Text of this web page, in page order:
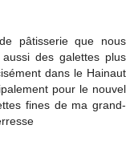
pâtisserie que nous
des galettes plus
dans le Hainaut
pour le nouvel
fines de ma grand-